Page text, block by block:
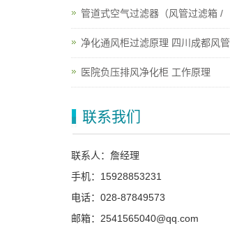
管道式空气过滤器（风管过滤箱 /
净化通风柜过滤原理 四川成都风管
医院负压排风净化柜 工作原理
联系我们
联系人：詹经理
手机：15928853231
电话：028-87849573
邮箱：2541565040@qq.com